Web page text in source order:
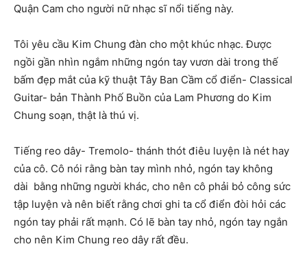
Quận Cam cho người nữ nhạc sĩ nổi tiếng này.
Tôi yêu cầu Kim Chung đàn cho một khúc nhạc. Được
ngồi gần nhìn ngắm những ngón tay vươn dài trong thế
bấm đẹp mắt của kỹ thuật Tây Ban Cầm cổ điển- Classical
Guitar- bản Thành Phố Buồn của Lam Phương do Kim
Chung soạn, thật là thú vị.
Tiếng reo dây- Tremolo- thánh thót điêu luyện là nét hay
của cô. Cô nói rằng bàn tay mình nhỏ, ngón tay không
dài bằng những người khác, cho nên cô phải bỏ công sức
tập luyện và nên biết rằng chơi ghi ta cổ điển đòi hỏi các
ngón tay phải rất mạnh. Có lẽ bàn tay nhỏ, ngón tay ngắn
cho nên Kim Chung reo dây rất đều.